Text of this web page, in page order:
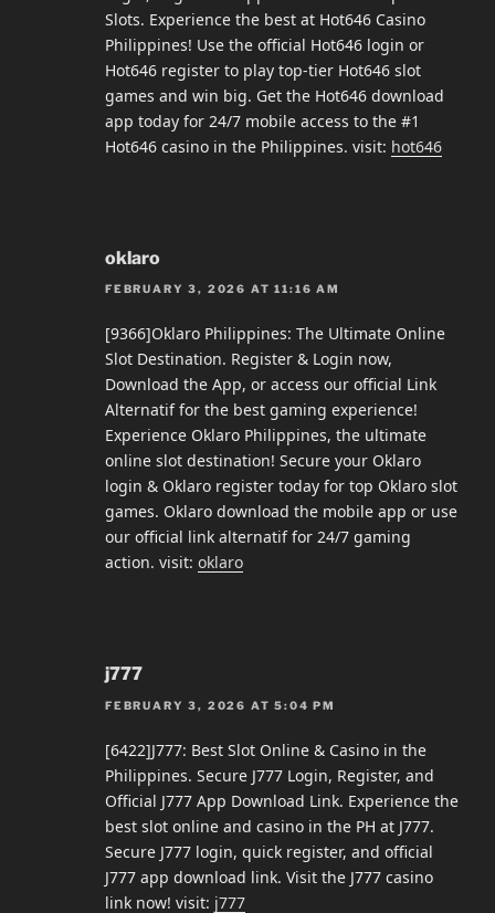
Slots. Experience the best at Hot646 Casino
Philippines! Use the official Hot646 login or
Hot646 register to play top-tier Hot646 slot
games and win big. Get the Hot646 download
app today for 24/7 mobile access to the #1
Hot646 casino in the Philippines. visit: hot646
oklaro
FEBRUARY 3, 2026 AT 11:16 AM
[9366]Oklaro Philippines: The Ultimate Online
Slot Destination. Register & Login now,
Download the App, or access our official Link
Alternatif for the best gaming experience!
Experience Oklaro Philippines, the ultimate
online slot destination! Secure your Oklaro
login & Oklaro register today for top Oklaro slot
games. Oklaro download the mobile app or use
our official link alternatif for 24/7 gaming
action. visit: oklaro
j777
FEBRUARY 3, 2026 AT 5:04 PM
[6422]J777: Best Slot Online & Casino in the
Philippines. Secure J777 Login, Register, and
Official J777 App Download Link. Experience the
best slot online and casino in the PH at J777.
Secure J777 login, quick register, and official
J777 app download link. Visit the J777 casino
link now! visit: j777